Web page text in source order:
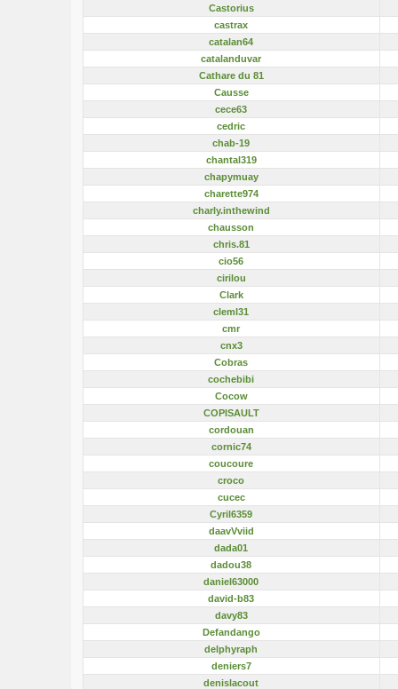
Castorius
castrax
catalan64
catalanduvar
Cathare du 81
Causse
cece63
cedric
chab-19
chantal319
chapymuay
charette974
charly.inthewind
chausson
chris.81
cio56
cirilou
Clark
cleml31
cmr
cnx3
Cobras
cochebibi
Cocow
COPISAULT
cordouan
cornic74
coucoure
croco
cucec
Cyril6359
daavVviid
dada01
dadou38
daniel63000
david-b83
davy83
Defandango
delphyraph
deniers7
denislacout